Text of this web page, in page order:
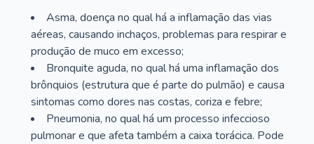
Asma, doença no qual há a inflamação das vias
aéreas, causando inchaços, problemas para respirar e
produção de muco em excesso;
Bronquite aguda, no qual há uma inflamação dos
brônquios (estrutura que é parte do pulmão) e causa
sintomas como dores nas costas, coriza e febre;
Pneumonia, no qual há um processo infeccioso
pulmonar e que afeta também a caixa torácica. Pode